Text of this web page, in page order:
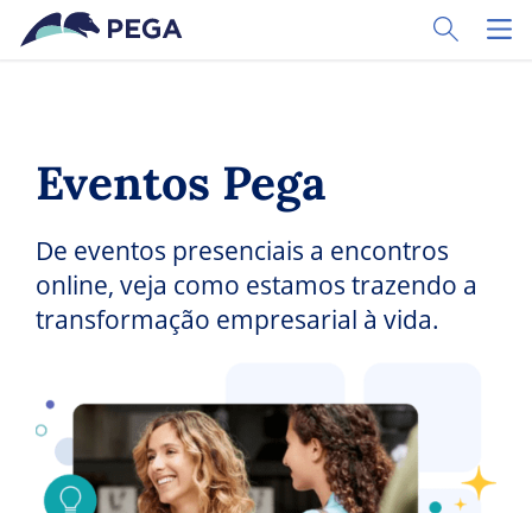
Pular para o conteúdo principal
Toggle
Eventos Pega
De eventos presenciais a encontros
online, veja como estamos trazendo a
transformação empresarial à vida.